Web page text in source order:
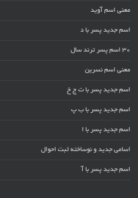
معنی اسم آوید
اسم جدید پسر با د
30 اسم پسر ترند سال
معنی اسم نسرین
اسم جدید پسر با ت ج خ
اسم جدید پسر با ب پ
اسم جدید پسر با ا
اسامی جدید و نوساخته ثبت احوال
اسم جدید پسر با آ